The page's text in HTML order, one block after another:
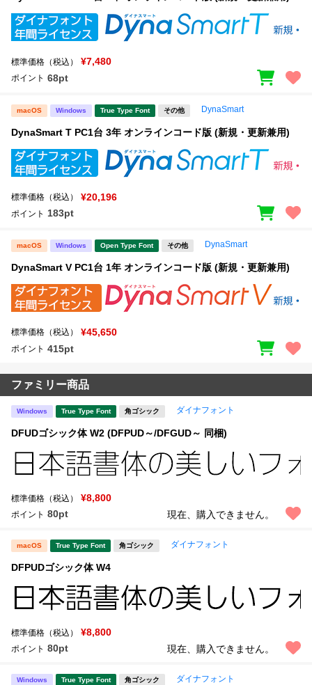
標準価格（税込） ¥7,480
ポイント 68pt
macOS Windows True Type Font その他 DynaSmart
DynaSmart T PC1台 3年 オンラインコード版 (新規・更新兼用)
標準価格（税込） ¥20,196
ポイント 183pt
macOS Windows Open Type Font その他 DynaSmart
DynaSmart V PC1台 1年 オンラインコード版 (新規・更新兼用)
標準価格（税込） ¥45,650
ポイント 415pt
ファミリー商品
Windows True Type Font 角ゴシック ダイナフォント
DFUDゴシック体 W2 (DFPUD～/DFGUD～ 同梱)
標準価格（税込） ¥8,800
ポイント 80pt 現在、購入できません。
macOS True Type Font 角ゴシック ダイナフォント
DFPUDゴシック体 W4
標準価格（税込） ¥8,800
ポイント 80pt 現在、購入できません。
Windows True Type Font 角ゴシック ダイナフォント